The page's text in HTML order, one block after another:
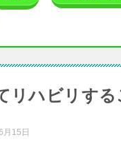
リハビリす
月15日